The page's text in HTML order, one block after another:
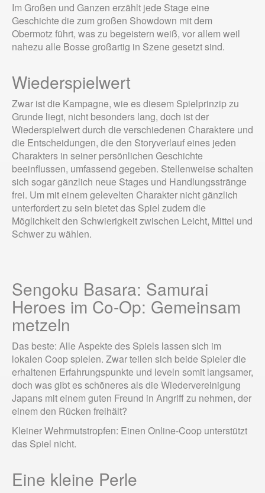
Im Großen und Ganzen erzählt jede Stage eine
Geschichte die zum großen Showdown mit dem
Obermotz führt, was zu begeistern weiß, vor allem weil
nahezu alle Bosse großartig in Szene gesetzt sind.
Wiederspielwert
Zwar ist die Kampagne, wie es diesem Spielprinzip zu
Grunde liegt, nicht besonders lang, doch ist der
Wiederspielwert durch die verschiedenen Charaktere und
die Entscheidungen, die den Storyverlauf eines jeden
Charakters in seiner persönlichen Geschichte
beeinflussen, umfassend gegeben. Stellenweise schalten
sich sogar gänzlich neue Stages und Handlungsstränge
frei. Um mit einem gelevelten Charakter nicht gänzlich
unterfordert zu sein bietet das Spiel zudem die
Möglichkeit den Schwierigkeit zwischen Leicht, Mittel und
Schwer zu wählen.
Sengoku Basara: Samurai
Heroes im Co-Op: Gemeinsam
metzeln
Das beste: Alle Aspekte des Spiels lassen sich im
lokalen Coop spielen. Zwar teilen sich beide Spieler die
erhaltenen Erfahrungspunkte und leveln somit langsamer,
doch was gibt es schöneres als die Wiedervereinigung
Japans mit einem guten Freund in Angriff zu nehmen, der
einem den Rücken freihält?
Kleiner Wehrmutstropfen: Einen Online-Coop unterstützt
das Spiel nicht.
Eine kleine Perle